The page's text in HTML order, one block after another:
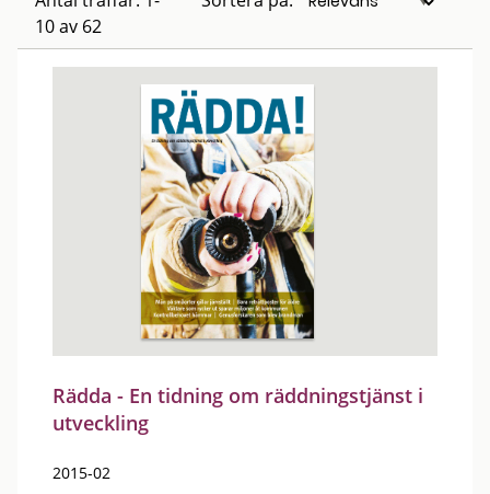
10 av 62
Rädda - En tidning om räddningstjänst i
utveckling
2015-02